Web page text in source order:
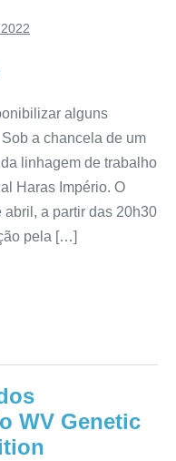
alguns
a chancela de um
linhagem de trabalho
Haras Império. O
a partir das 20h30
pela […]
WV Genetic